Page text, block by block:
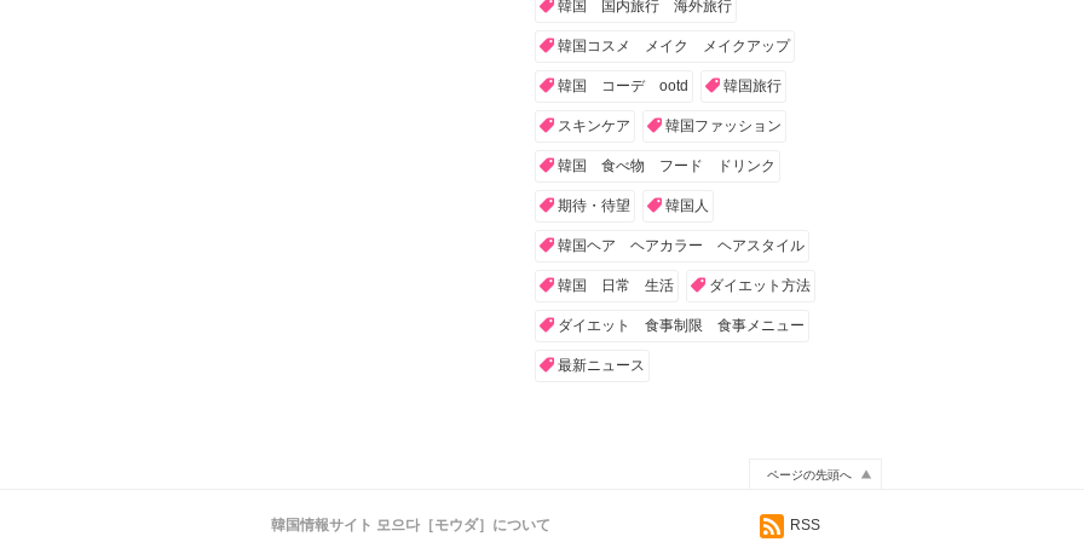
韓国 国内旅行 海外旅行
韓国コスメ メイク メイクアップ
韓国 コーデ ootd 韓国旅行
スキンケア 韓国ファッション
韓国 食べ物 フード ドリンク
期待・待望 韓国人
韓国ヘア ヘアカラー ヘアスタイル
韓国 日常 生活 ダイエット方法
ダイエット 食事制限 食事メニュー
最新ニュース
ページの先頭へ
韓国情報サイト 모으다［モウダ］について RSS